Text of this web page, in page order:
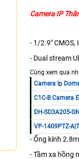
Camera IP
- 1/2.9" CMOS,
- Dual stream
Cùng xem qua
Camera Ip
C1C-B Camera
DH-SD3A205-
VP-1409PTZ-
- Ống kính
- Tầm xa hồng